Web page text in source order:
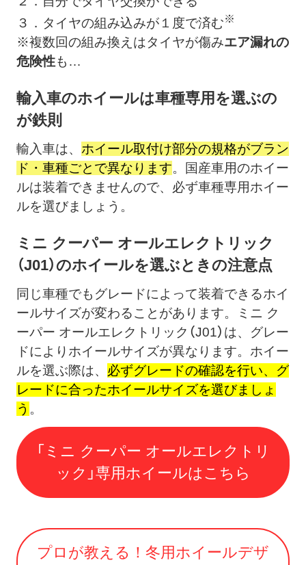
３．タイヤの組み込みが１度で済む※
※複数回の組み換えはタイヤが傷みエア漏れの
危険性も…
輸入車のホイールは車種専用を選ぶの
が鉄則
輸入車は、 ホイール取付け部分の規格がブラン
ド・車種ごとで異なります。国産車用のホイー
ルは装着できませんので、必ず車種専用ホイー
ルを選びましょう。
ミニ クーパー オールエレクトリック
（J01）のホイールを選ぶときの注意点
同じ車種でもグレードによって装着できるホイ
ールサイズが変わることがあります。ミニ ク
ーパー オールエレクトリック（J01）は、グレー
ドによりホイールサイズが異なります。ホイー
ルを選ぶ際は、 必ずグレードの確認を行い、グ
レードに合ったホイールサイズを選びましょ
う 。
「ミニ クーパー オールエレクトリ
ック」専用ホイールはこちら
プロが教える！冬用ホイールデザ